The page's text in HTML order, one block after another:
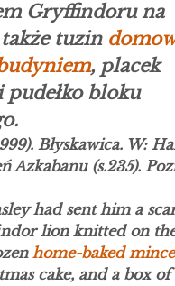
Gryffindoru na
tuzin
, placek
pudełko bloku
Błyskawica. W:
Azkabanu (s.235).
had sent him a
lion knitted on
home-baked
cake, and a box